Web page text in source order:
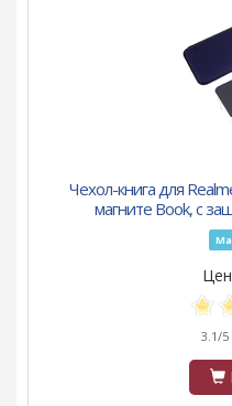
Чехол-книга для
магните Book, с
3.1/5